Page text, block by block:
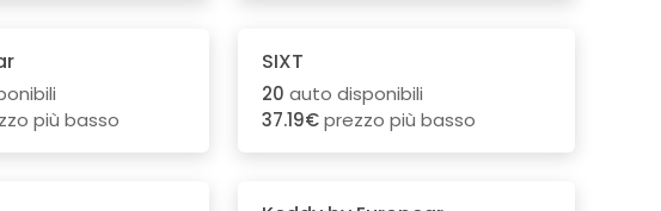
più basso
SIXT
20 auto disponibili
37.19€prezzo più basso